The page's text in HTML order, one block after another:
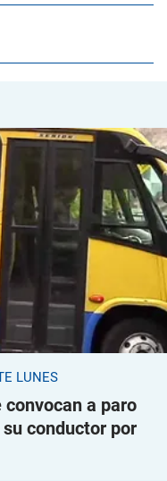
LUNES
a paro
conductor por